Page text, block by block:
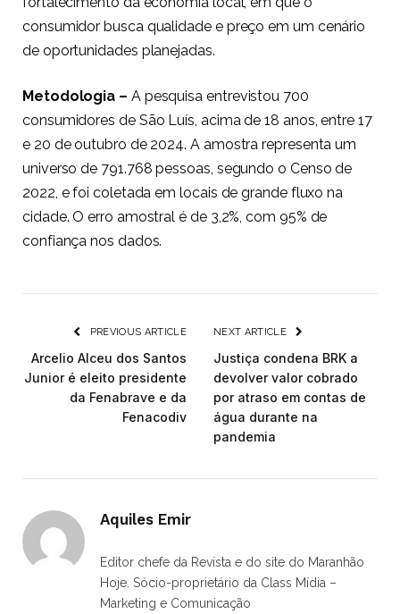
consumidor busca qualidade e preço em um cenário
de oportunidades planejadas.
Metodologia – A pesquisa entrevistou 700
consumidores de São Luís, acima de 18 anos, entre 17
e 20 de outubro de 2024. A amostra representa um
universo de 791.768 pessoas, segundo o Censo de
2022, e foi coletada em locais de grande fluxo na
cidade. O erro amostral é de 3,2%, com 95% de
confiança nos dados.
PREVIOUS ARTICLE
Arcelio Alceu dos Santos
Junior é eleito presidente
da Fenabrave e da
Fenacodiv
NEXT ARTICLE
Justiça condena BRK a
devolver valor cobrado
por atraso em contas de
água durante na
pandemia
Aquiles Emir
Editor chefe da Revista e do site do Maranhão
Hoje. Sócio-proprietário da Class Mídia –
Marketing e Comunicação